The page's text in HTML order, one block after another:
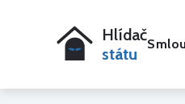
Hlídač
státu